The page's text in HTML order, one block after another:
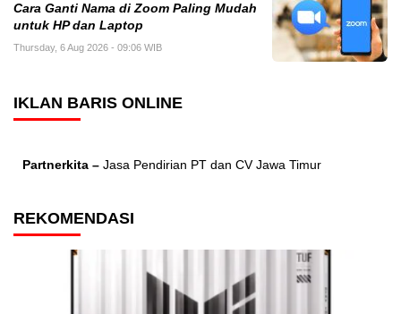
Cara Ganti Nama di Zoom Paling Mudah
untuk HP dan Laptop
Thursday, 6 Aug 2026 - 09:06 WIB
IKLAN BARIS ONLINE
Partnerkita – Jasa Pendirian PT dan CV Jawa Timur
REKOMENDASI